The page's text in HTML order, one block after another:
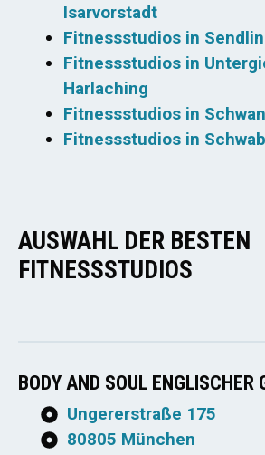
Isarvorstadt
Fitnessstudios in
Fitnessstudios in
Harlaching
Fitnessstudios in
Fitnessstudios in
AUSWAHL DER BESTEN
FITNESSSTUDIOS
BODY AND SOUL ENGLISCHER
Ungererstraße 175
80805 München